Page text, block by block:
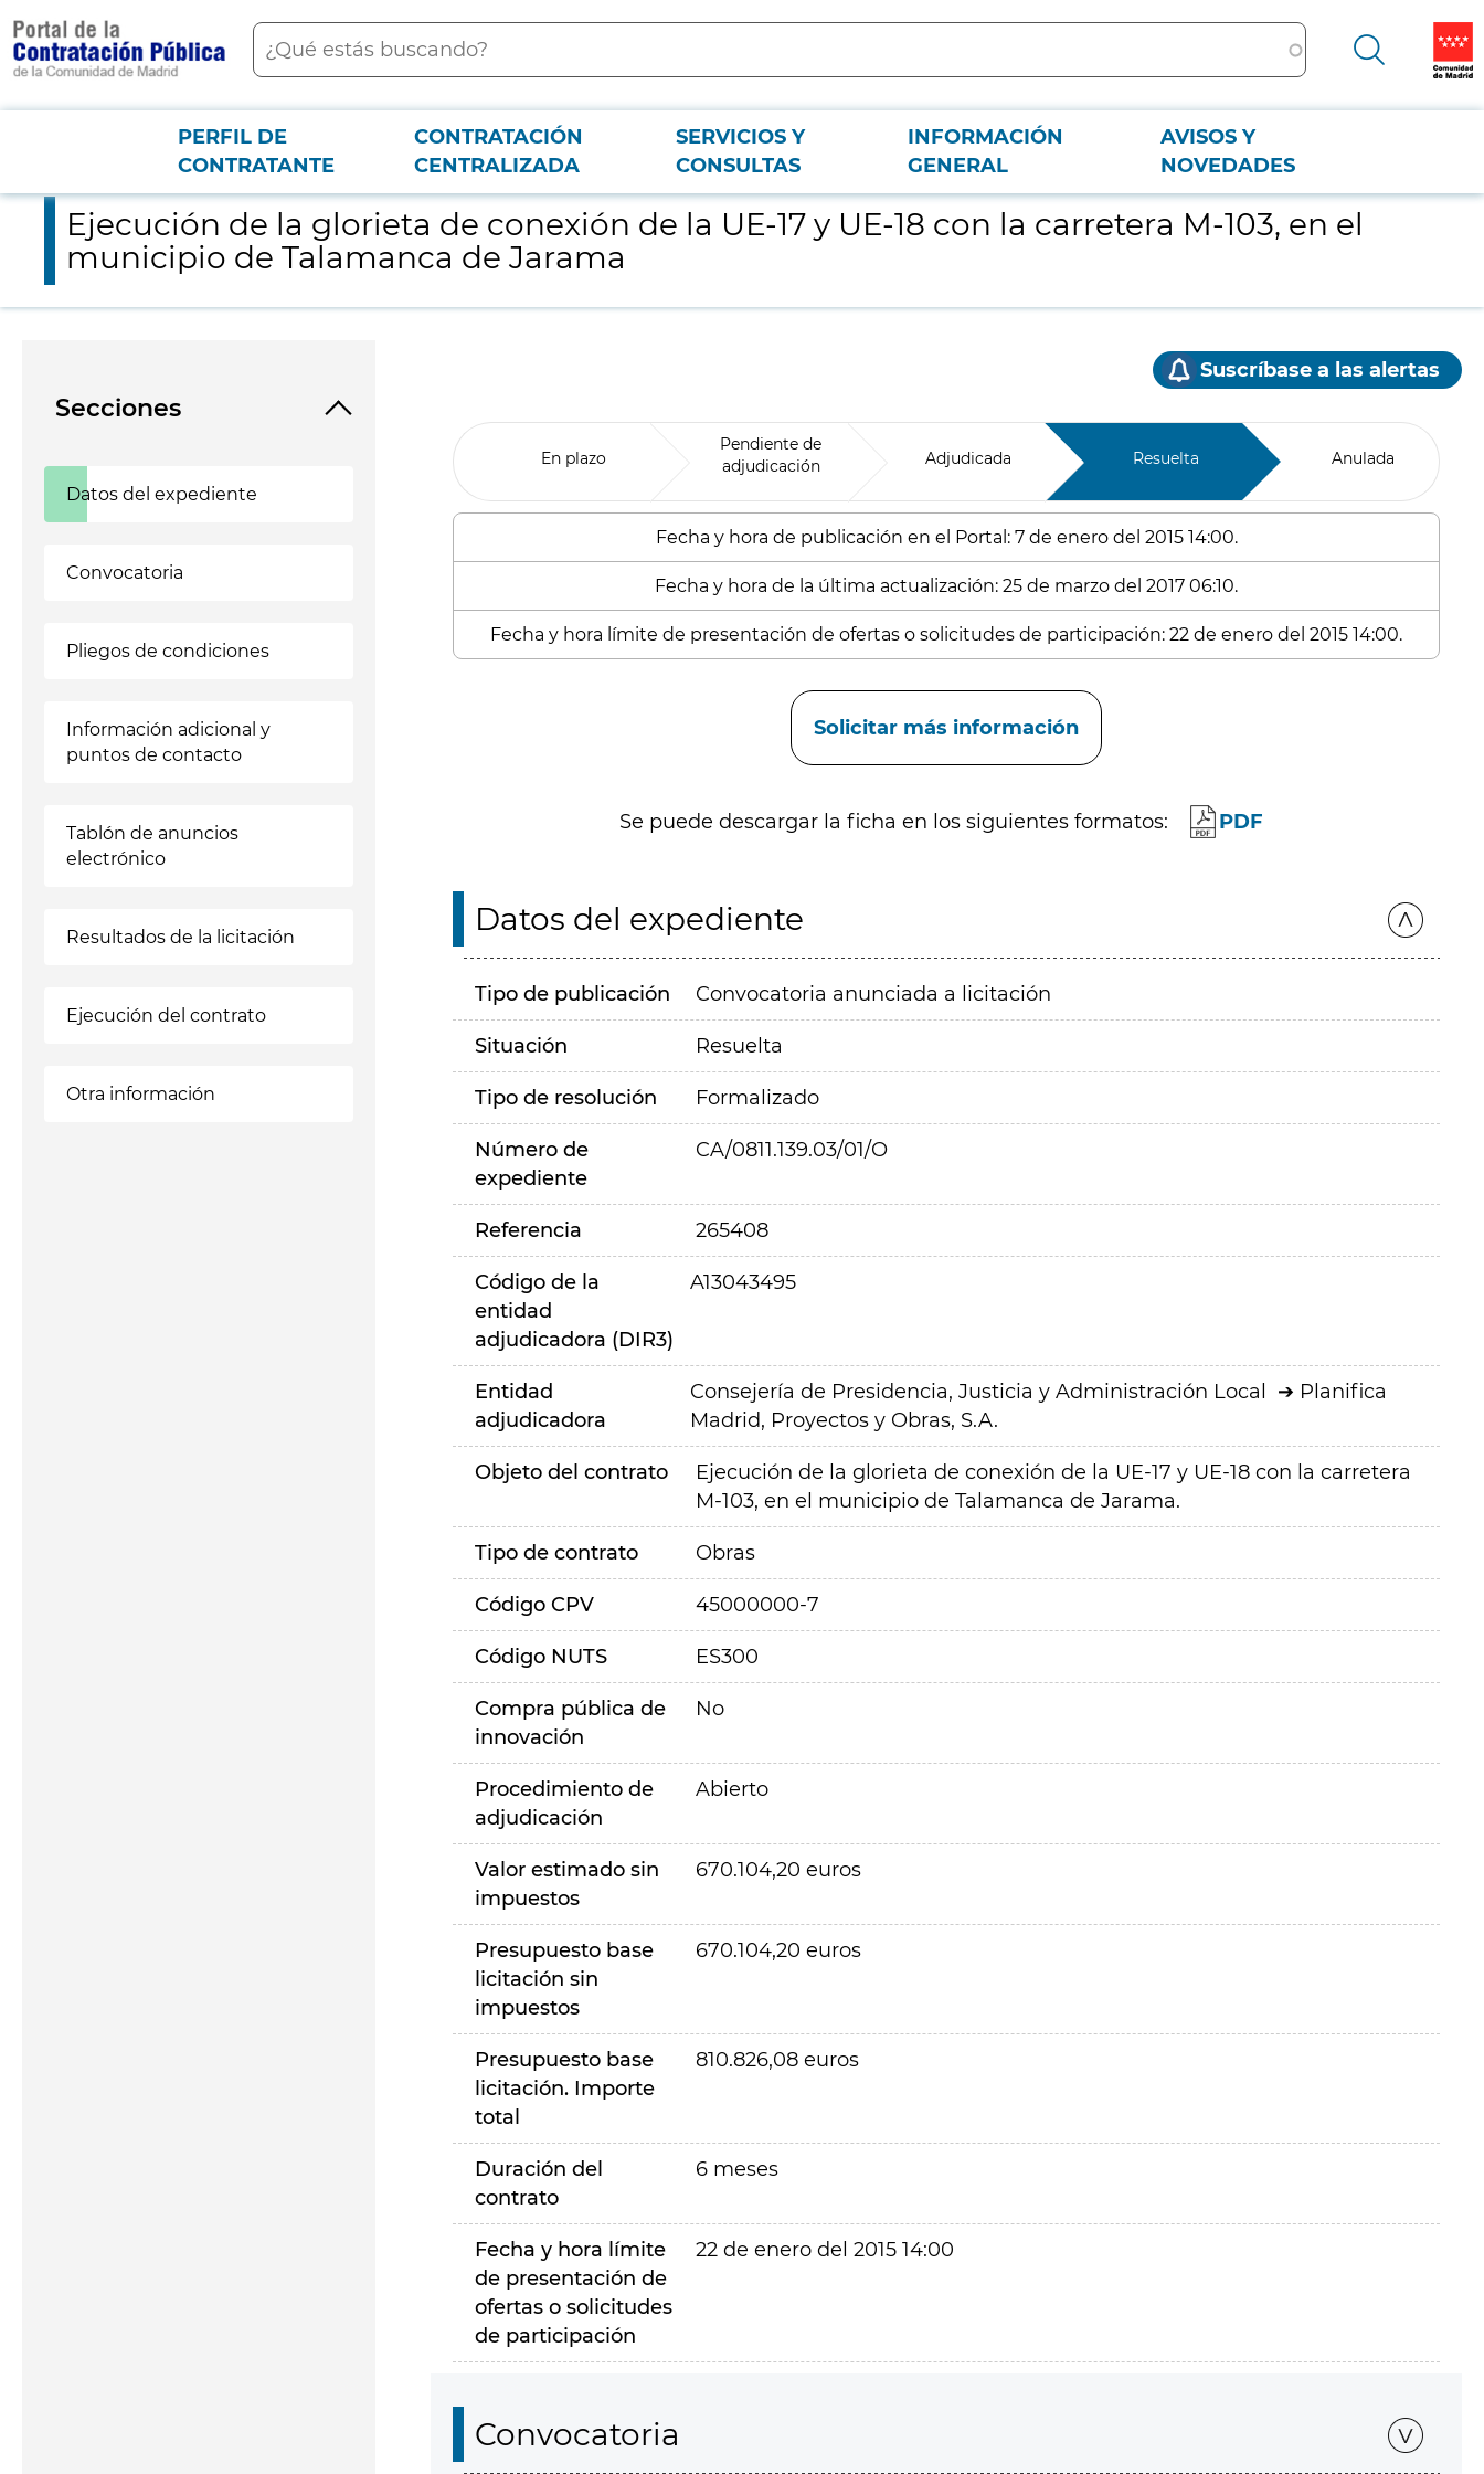
contenido
principal
Buscar
Menú PCON
PERFIL DE
CONTRATANTE
CONTRATACIÓN
CENTRALIZADA
SERVICIOS Y
CONSULTAS
INFORMACIÓN
GENERAL
AVISOS Y
NOVEDADES
Ejecución de la glorieta de conexión de la UE-17 y UE-18 con la carretera M-103, en el municipio de Talamanca de Jarama
Ejecución de la glorieta de conexión de la UE-17 y UE-18 con la carretera M-103, en el
municipio de Talamanca de Jarama
Secciones
Datos del expediente
Convocatoria
Pliegos de condiciones
Información adicional y
puntos de contacto
Tablón de anuncios
electrónico
Resultados de la licitación
Ejecución del contrato
Otra información
Suscríbase a las alertas
En plazo
Pendiente de
adjudicación
Adjudicada Resuelta Anulada
Fecha y hora de publicación en el Portal: 7 de enero del 2015 14:00.
Fecha y hora de la última actualización: 25 de marzo del 2017 06:10.
Fecha y hora límite de presentación de ofertas o solicitudes de participación: 22 de enero del 2015 14:00.
Solicitar más información
Se puede descargar la ficha en los siguientes formatos: PDF
Datos del expediente
Tipo de publicación Convocatoria anunciada a licitación
Situación Resuelta
Tipo de resolución Formalizado
Número de
expediente
CA/0811.139.03/01/O
Referencia 265408
Código de la
entidad
adjudicadora (DIR3)
A13043495
Entidad
adjudicadora
Consejería de Presidencia, Justicia y Administración Local
Planifica
Madrid, Proyectos y Obras, S.A.
Objeto del contrato
Ejecución de la glorieta de conexión de la UE-17 y UE-18 con la carretera
M-103, en el municipio de Talamanca de Jarama.
Tipo de contrato Obras
Código CPV 45000000-7
Código NUTS ES300
Compra pública de
innovación
No
Procedimiento de
adjudicación
Abierto
Valor estimado sin
impuestos
670.104,20 euros
Presupuesto base
licitación sin
impuestos
670.104,20 euros
Presupuesto base
licitación. Importe
total
810.826,08 euros
Duración del
contrato
6 meses
Fecha y hora límite
de presentación de
ofertas o solicitudes
de participación
22 de enero del 2015 14:00
Convocatoria